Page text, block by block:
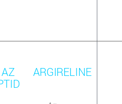
ARGIRELINE